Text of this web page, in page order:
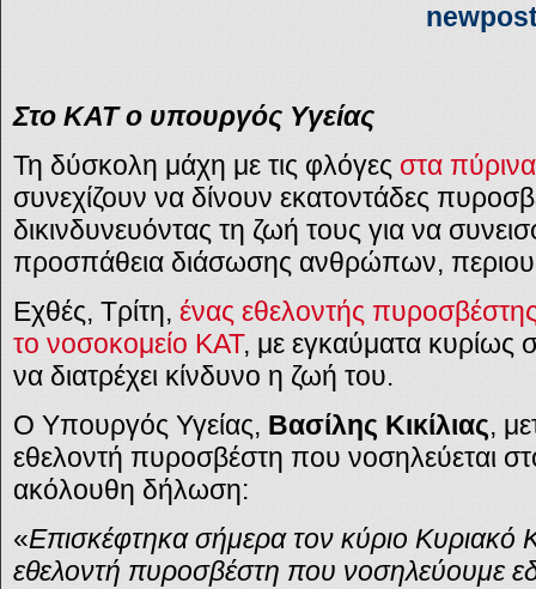
Στο ΚΑΤ ο υπουργός Υγείας
Τη δύσκολη μάχη με τις φλόγες στα
συνεχίζουν να δίνουν εκατοντάδες
δικινδυνευόντας τη ζωή τους για να
προσπάθεια διάσωσης ανθρώπων,
Εχθές, Τρίτη, ένας εθελοντής
το νοσοκομείο ΚΑΤ, με εγκαύματα κυρίως
να διατρέχει κίνδυνο η ζωή του.
Ο Υπουργός Υγείας, Βασίλης Κικίλιας,
εθελοντή πυροσβέστη που νοσηλεύεται
ακόλουθη δήλωση:
«Επισκέφτηκα σήμερα τον κύριο Κυριακό
εθελοντή πυροσβέστη που νοσηλεύουμε